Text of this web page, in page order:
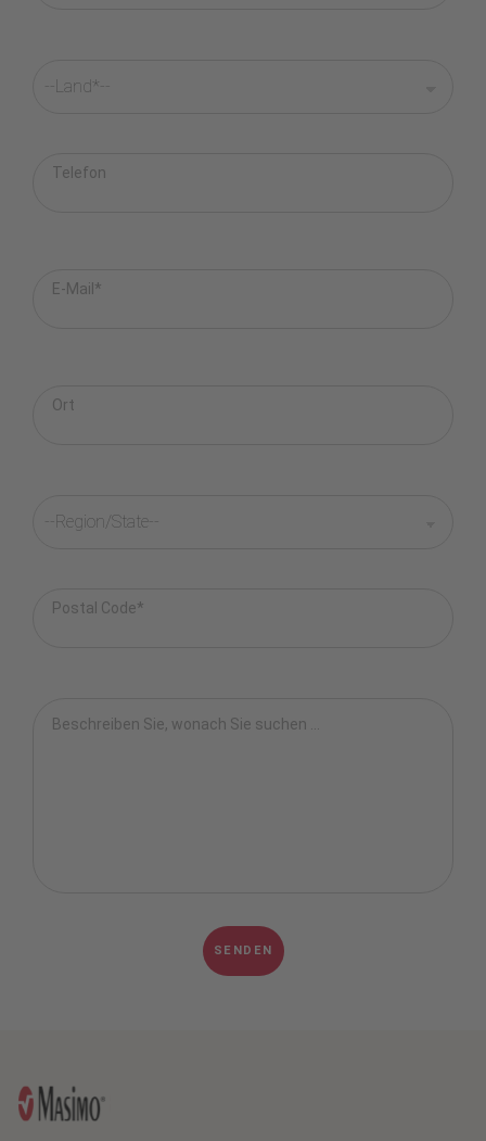
Telefon
E-Mail*
Ort
Postal Code*
Beschreiben Sie, wonach Sie suchen ...
SENDEN